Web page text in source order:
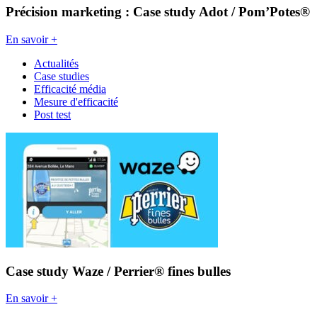
Précision marketing : Case study Adot / Pom’Potes®
En savoir +
Actualités
Case studies
Efficacité média
Mesure d'efficacité
Post test
Case study Waze / Perrier® fines bulles
En savoir +